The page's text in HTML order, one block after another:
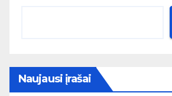
Naujausi įrašai